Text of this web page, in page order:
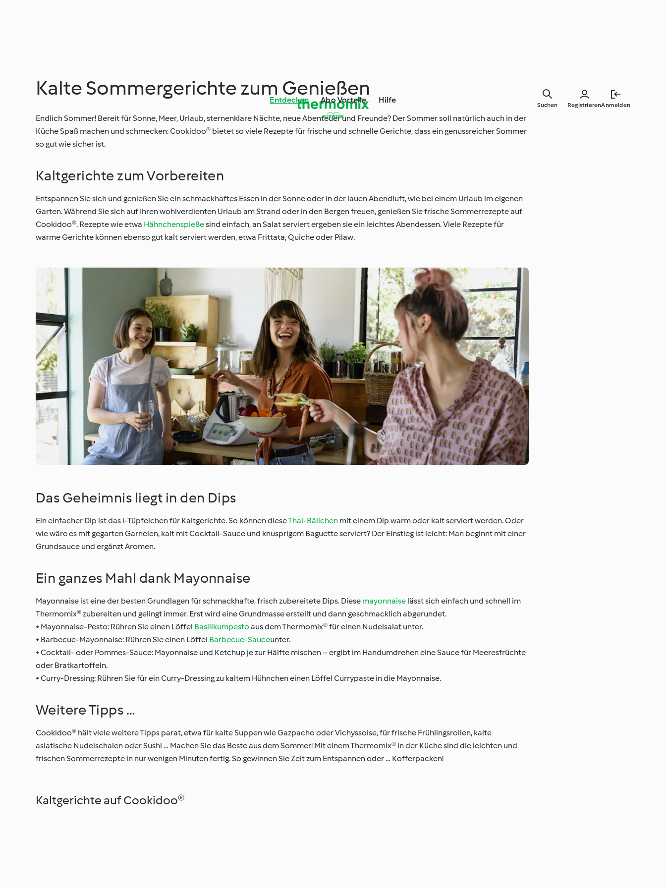
Entdecken Abo Vorteile Hilfe
RegistrierenAnmelden
Suchen
Kalte Sommergerichte zum Genießen
Endlich Sommer! Bereit für Sonne, Meer, Urlaub, sternenklare Nächte, neue Abenteuer und Freunde? Der Sommer soll natürlich auch in der
Küche Spaß machen und schmecken: Cookidoo® bietet so viele Rezepte für frische und schnelle Gerichte, dass ein genussreicher Sommer
so gut wie sicher ist.
Kaltgerichte zum Vorbereiten
Entspannen Sie sich und genießen Sie ein schmackhaftes Essen in der Sonne oder in der lauen Abendluft, wie bei einem Urlaub im eigenen
Garten. Während Sie sich auf Ihren wohlverdienten Urlaub am Strand oder in den Bergen freuen, genießen Sie frische Sommerrezepte auf
Cookidoo®. Rezepte wie etwa Hähnchenspießesind einfach, an Salat serviert ergeben sie ein leichtes Abendessen. Viele Rezepte für
warme Gerichte können ebenso gut kalt serviert werden, etwa Frittata, Quiche oder Pilaw.
Das Geheimnis liegt in den Dips
Ein einfacher Dip ist das i-Tüpfelchen für Kaltgerichte. So können dieseThai-Bällchen mit einem Dip warm oder kalt serviert werden. Oder
wie wäre es mit gegarten Garnelen, kalt mit Cocktail-Sauce und knusprigem Baguette serviert? Der Einstieg ist leicht: Man beginnt mit einer
Grundsauce und ergänzt Aromen.
Ein ganzes Mahl dank Mayonnaise
Mayonnaise ist eine der besten Grundlagen für schmackhafte, frisch zubereitete Dips. Diese mayonnaise lässt sich einfach und schnell im
Thermomix® zubereiten und gelingt immer. Erst wird eine Grundmasse erstellt und dann geschmacklich abgerundet.
• Mayonnaise-Pesto: Rühren Sie einen Löffel Basilikumpesto aus dem Thermomix® für einen Nudelsalat unter.
• Barbecue-Mayonnaise: Rühren Sie einen Löffel Barbecue-Sauceunter.
• Cocktail- oder Pommes-Sauce: Mayonnaise und Ketchup je zur Hälfte mischen – ergibt im Handumdrehen eine Sauce für Meeresfrüchte
oder Bratkartoffeln.
• Curry-Dressing: Rühren Sie für ein Curry-Dressing zu kaltem Hühnchen einen Löffel Currypaste in die Mayonnaise.
Weitere Tipps …
Cookidoo® hält viele weitere Tipps parat, etwa für kalte Suppen wie Gazpacho oder Vichyssoise, für frische Frühlingsrollen, kalte
asiatische Nudelschalen oder Sushi … Machen Sie das Beste aus dem Sommer! Mit einem Thermomix® in der Küche sind die leichten und
frischen Sommerrezepte in nur wenigen Minuten fertig. So gewinnen Sie Zeit zum Entspannen oder … Kofferpacken!
Kaltgerichte auf Cookidoo®